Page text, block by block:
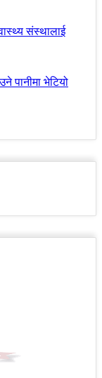
संस्थालाई
पानीमा भेटियो